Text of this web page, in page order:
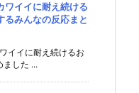
ワイイに耐え続ける
るみんなの反応まと
イイに耐え続けるお
ました ...